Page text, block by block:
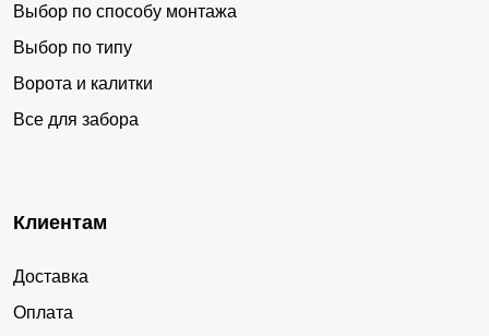
Выбор по способу монтажа
Выбор по типу
Ворота и калитки
Все для забора
Клиентам
Доставка
Оплата